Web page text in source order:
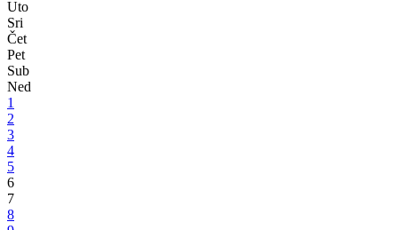
U BPK GORAŽDE
Nizom događaja u Goraždu je danas obilježen Dan prvog
ovog grada u protekom ratu, datum koji se danas slavi kao Dan BPK